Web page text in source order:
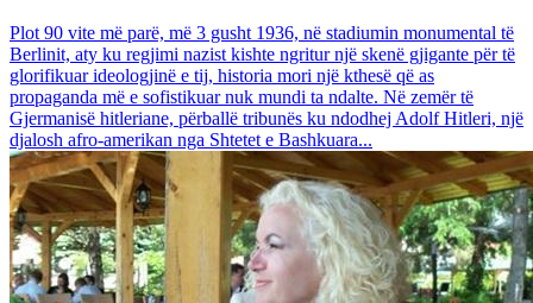
Plot 90 vite më parë, më 3 gusht 1936, në stadiumin monumental të
Berlinit, aty ku regjimi nazist kishte ngritur një skenë gjigante për të
glorifikuar ideologjinë e tij, historia mori një kthesë që as
propaganda më e sofistikuar nuk mundi ta ndalte. Në zemër të
Gjermanisë hitleriane, përballë tribunës ku ndodhej Adolf Hitleri, një
djalosh afro-amerikan nga Shtetet e Bashkuara...